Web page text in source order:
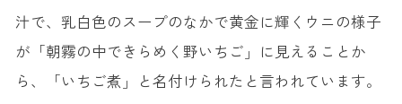
汁で、乳白色のスープのなかで黄金に輝くウニの様子
が「朝霧の中できらめく野いちご」に見えることか
ら、「いちご煮」と名付けられたと言われています。